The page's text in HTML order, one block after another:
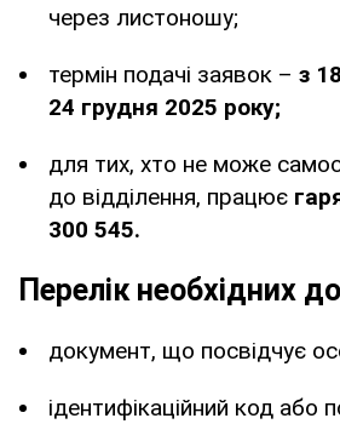
через листоношу;
термін подачі заявок – з
24 грудня 2025 року;
для тих, хто не може
до відділення, працює
300 545.
Перелік необхідних
документ, що посвідчує
ідентифікаційний код або